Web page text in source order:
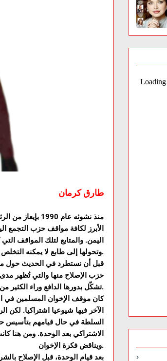
طارق كرمان
منذ نشوئه عام
الأبرز لكافة مواقف حزب التجمع
اليمن. والمتابع لتلك المواقف
وتحولها إلى طابع لا يمكنه التخلص منه ولو حاول التطبّع بغيره.
قبل أن نستطرد في الحديث حول ما
حزب الإصلاح منها والتي تُظهر
تشكّل بدورها الدافع وراء الكثير من تناقضاته مع نفسه.
كان موقف الإخوان المسلمين في
الآخر فيها شيوعيا اشتراكيا.
السلطة في حال قيامهم بتأسيس
الاشتراكي بعد الوحدة. ومن هنا
ويناقض فكرة الإخوان.
بعد قيام الوحدة، قبل الإصلاح